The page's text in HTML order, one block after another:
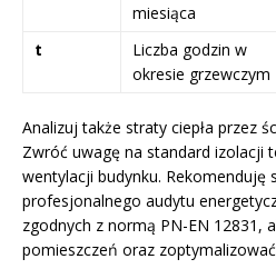
miesiąca
t
Liczba godzin w
okresie grzewczym
Analizuj także straty ciepła przez
Zwróć uwagę na standard izolacji
wentylacji budynku. Rekomenduję
profesjonalnego audytu
zgodnych z normą PN-EN 12831,
pomieszczeń oraz